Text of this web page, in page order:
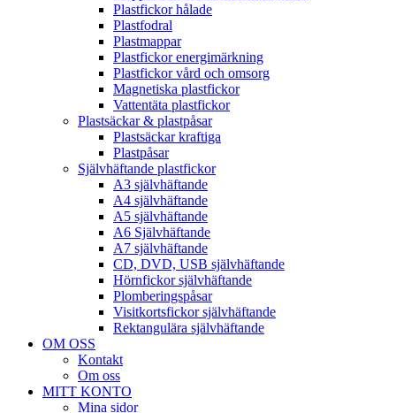
Plastfickor hålade
Plastfodral
Plastmappar
Plastfickor energimärkning
Plastfickor vård och omsorg
Magnetiska plastfickor
Vattentäta plastfickor
Plastsäckar & plastpåsar
Plastsäckar kraftiga
Plastpåsar
Självhäftande plastfickor
A3 självhäftande
A4 självhäftande
A5 självhäftande
A6 Självhäftande
A7 självhäftande
CD, DVD, USB självhäftande
Hörnfickor självhäftande
Plomberingspåsar
Visitkortsfickor självhäftande
Rektangulära självhäftande
OM OSS
Kontakt
Om oss
MITT KONTO
Mina sidor